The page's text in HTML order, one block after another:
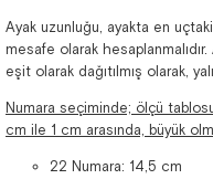
Ayak uzunluğu, ayakta en
mesafe olarak
eşit olarak dağıtılmış olarak,
Numara seçiminde; ölçü
cm ile 1 cm arasında, büyük
22 Numara: 14,5 cm